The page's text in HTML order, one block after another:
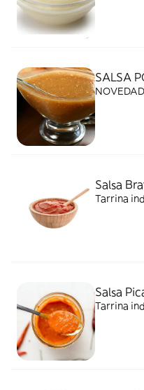
SALSA
Salsa
Tarrina
Salsa
Tarrina